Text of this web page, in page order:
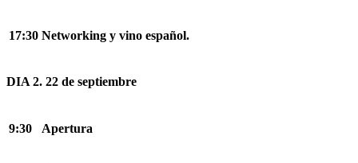
17:30 Networking y vino español.
DIA 2. 22 de septiembre
9:30 Apertura